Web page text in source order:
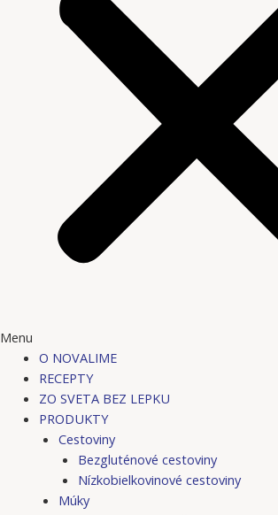
Menu
O NOVALIME
RECEPTY
ZO SVETA BEZ LEPKU
PRODUKTY
Cestoviny
Bezgluténové cestoviny
Nízkobielkovinové cestoviny
Múky